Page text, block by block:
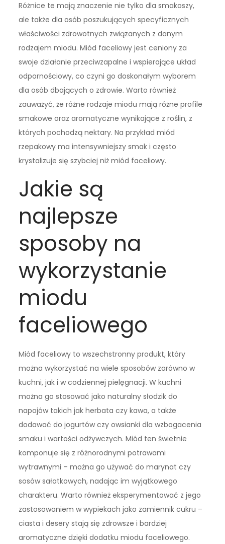
Różnice te mają znaczenie nie tylko dla smakoszy,
ale także dla osób poszukujących specyficznych
właściwości zdrowotnych związanych z danym
rodzajem miodu. Miód faceliowy jest ceniony za
swoje działanie przeciwzapalne i wspierające układ
odpornościowy, co czyni go doskonałym wyborem
dla osób dbających o zdrowie. Warto również
zauważyć, że różne rodzaje miodu mają różne profile
smakowe oraz aromatyczne wynikające z roślin, z
których pochodzą nektary. Na przykład miód
rzepakowy ma intensywniejszy smak i często
krystalizuje się szybciej niż miód faceliowy.
Jakie są
najlepsze
sposoby na
wykorzystanie
miodu
faceliowego
Miód faceliowy to wszechstronny produkt, który
można wykorzystać na wiele sposobów zarówno w
kuchni, jak i w codziennej pielęgnacji. W kuchni
można go stosować jako naturalny słodzik do
napojów takich jak herbata czy kawa, a także
dodawać do jogurtów czy owsianki dla wzbogacenia
smaku i wartości odżywczych. Miód ten świetnie
komponuje się z różnorodnymi potrawami
wytrawnymi – można go używać do marynat czy
sosów sałatkowych, nadając im wyjątkowego
charakteru. Warto również eksperymentować z jego
zastosowaniem w wypiekach jako zamiennik cukru –
ciasta i desery stają się zdrowsze i bardziej
aromatyczne dzięki dodatku miodu faceliowego.